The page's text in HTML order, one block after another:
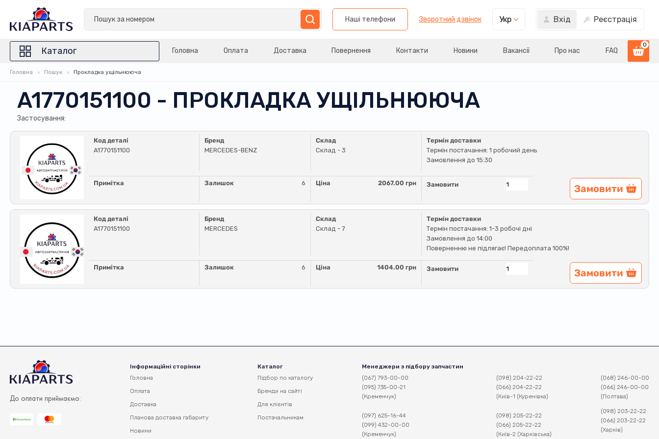
Наші телефони Зворотний дзвінок Укр Вхід Реєстрація
Каталог Головна Оплата Доставка Повернення Контакти Новини Вакансії Про нас FAQ
0
Головна Пошук Прокладка ущільнююча
A1770151100 - ПРОКЛАДКА УЩІЛЬНЮЮЧА
Застосування:
Код деталі
A1770151100
Бренд
MERCEDES-BENZ
Склад
Склад - 3
Термін доставки
Термін постачання: 1 робочий день
Замовлення до 15:30
Примітка Залишок 6 Ціна 2067.00 грн Замовити Замовити
Код деталі
A1770151100
Бренд
MERCEDES
Склад
Склад - 7
Термін доставки
Термін постачання: 1-3 робочі дні
Замовлення до 14:00
Поверненню не підлягає! Передоплата 100%!
Примітка Залишок 6 Ціна 1404.00 грн Замовити Замовити
До оплати приймаємо:
Інформаційні сторінки
Головна
Оплата
Доставка
Планова доставка габариту
Новини
Каталог
Підбор по каталогу
Бренди на сайті
Для клієнтів
Постачальникам
Менеджери з підбору запчастин
(067) 793-00-00
(095) 735-00-21
(Кременчук)
(097) 625-16-44
(099) 432-00-00
(Кременчук)
(098) 204-22-22
(066) 204-22-22
(Київ-1 (Куренівка)
(098) 205-22-22
(066) 205-22-22
(Київ-2 (Харківська)
(068) 246-00-00
(066) 246-00-00
(Полтава)
(098) 203-22-22
(066) 203-22-22
(Харків)